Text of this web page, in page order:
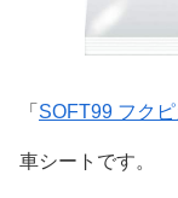
「 SOFT99 フク
車シートです。